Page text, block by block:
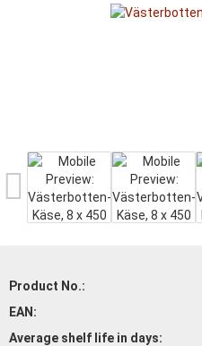
Product No.:
EAN:
Average shelf life in days: